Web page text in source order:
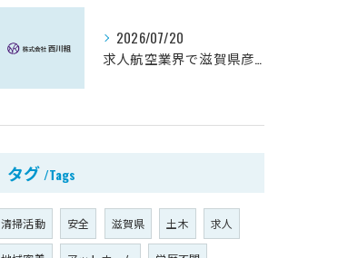
2026/07/20
求人航空業界で滋賀県彦根市から始める安定キャリアと未経験歓迎の働き方ガイド
タグ Tags
清掃活動 安全 滋賀県 土木 求人